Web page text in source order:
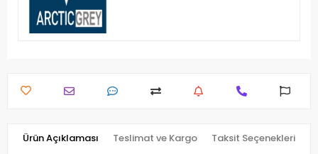
Ürün Açıklaması Teslimat ve Kargo Taksit Seçenekleri